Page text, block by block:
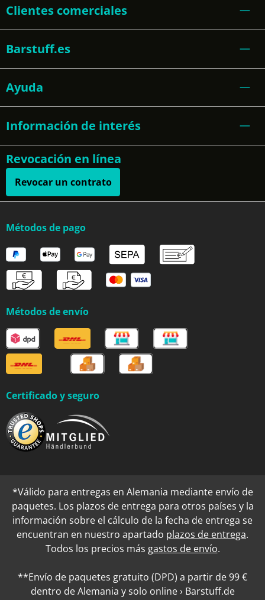
Clientes comerciales
Barstuff.es
Ayuda
Información de interés
Revocación en línea
Revocar un contrato
Métodos de pago
Métodos de envío
Certificado y seguro
*Válido para entregas en Alemania mediante envío de
paquetes. Los plazos de entrega para otros países y la
información sobre el cálculo de la fecha de entrega se
encuentran en nuestro apartado plazos de entrega.
Todos los precios más gastos de envío.
**Envío de paquetes gratuito (DPD) a partir de 99 €
dentro de Alemania y solo online › Barstuff.de